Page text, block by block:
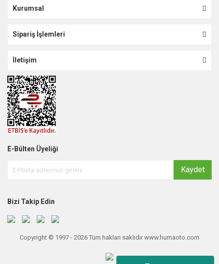
Kurumsal
Sipariş İşlemleri
İletişim
E-Bülten Üyeliği
Kaydet
Bizi Takip Edin
Copyright © 1997 - 2026 Tüm hakları saklıdır www.humaoto.com